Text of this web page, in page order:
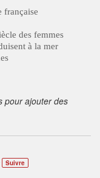
française
des femmes
à la mer
pour ajouter des
Suivre